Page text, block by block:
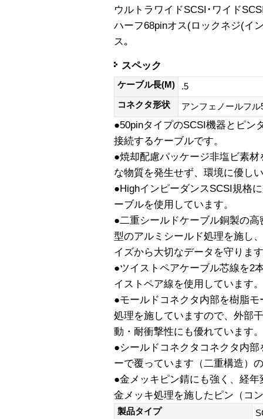
ウルトラワイドSCSI･ワイド
ハーフ68pinオス(ロックネジ(イ
ス｡
スペック
ケーブル長(M)
.5
コネクタ形状
アンフェノールフ
●50pinタイプのSCSI機器とピン
接続するケーブルです。
●焼却配慮パッケージ非塩ビ素
な物質を発生せず、環境に優し
●HighインピーダンスSCSI規格
ーブルを使用しています。
●二重シールドケーブル銅製の
型のアルミシールド処理を施し
イズから大切なデータを守りま
●ツイストペアケーブル芯線を2
イストペア線を使用しています。
●モールドコネクタ内部を樹脂
処理を施していますので、外部
動・耐衝撃性にも優れています。
●シールドコネクタコネクタ内
ーで覆っています（二重構造）
●金メッキピン錆にも強く、経
金メッキ処理を施したピン（コ
製品タイプ